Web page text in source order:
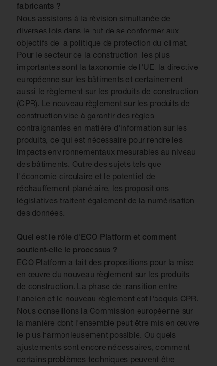
fabricants ?
Nous assistons à la révision simultanée de
diverses lois dans le but de se conformer aux
objectifs de la politique de protection du climat.
Pour le secteur de la construction, les plus
importantes sont la taxonomie de l'UE, la directive
européenne sur les bâtiments et certainement
aussi le règlement sur les produits de construction
(CPR). Le nouveau règlement sur les produits de
construction vise à garantir des règles
contraignantes en matière d'information sur les
produits, ce qui est nécessaire pour rendre les
impacts environnementaux mesurables au niveau
des bâtiments. Outre des sujets tels que
l'économie circulaire et le potentiel de
réchauffement planétaire, les propositions
législatives traitent également de la numérisation
des données.
Quel est le rôle d'ECO Platform et comment
soutient-elle le processus ?
ECO Platform a fait des propositions pour la mise
en œuvre du nouveau règlement sur les produits
de construction. La phase de transition entre
l'ancien et le nouveau règlement est l'acquis CPR.
Nous conseillons la Commission européenne sur
la manière dont l'ensemble peut être mis en œuvre
le plus harmonieusement possible. Ou quels
ajustements sont encore nécessaires, comment
certains problèmes techniques peuvent être